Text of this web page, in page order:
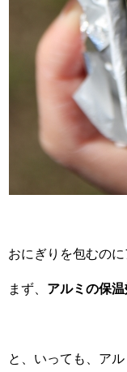
おにぎりを包むの
まず、 アルミの保
と、いっても、ア